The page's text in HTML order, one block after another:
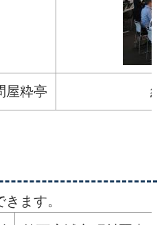
屋粋亭
ます。